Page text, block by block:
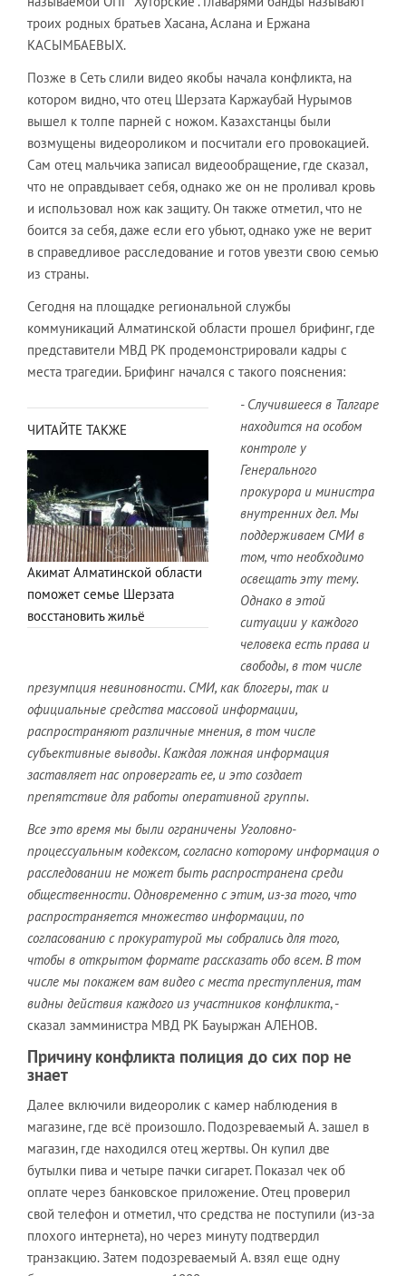
троих родных братьев Хасана, Аслана и Ержана
КАСЫМБАЕВЫХ.
Позже в Сеть слили видео якобы начала конфликта, на
котором видно, что отец Шерзата Каржаубай Нурымов
вышел к толпе парней с ножом. Казахстанцы были
возмущены видеороликом и посчитали его провокацией.
Сам отец мальчика записал видеообращение, где сказал,
что не оправдывает себя, однако же он не проливал кровь
и использовал нож как защиту. Он также отметил, что не
боится за себя, даже если его убьют, однако уже не верит
в справедливое расследование и готов увезти свою семью
из страны.
Сегодня на площадке региональной службы
коммуникаций Алматинской области прошел брифинг, где
представители МВД РК продемонстрировали кадры с
места трагедии. Брифинг начался с такого пояснения:
ЧИТАЙТЕ ТАКЖЕ
Акимат Алматинской области
поможет семье Шерзата
восстановить жильё
- Случившееся в Талгаре
находится на особом
контроле у
Генерального
прокурора и министра
внутренних дел. Мы
поддерживаем СМИ в
том, что необходимо
освещать эту тему.
Однако в этой
ситуации у каждого
человека есть права и
свободы, в том числе
презумпция невиновности. СМИ, как блогеры, так и
официальные средства массовой информации,
распространяют различные мнения, в том числе
субъективные выводы. Каждая ложная информация
заставляет нас опровергать ее, и это создает
препятствие для работы оперативной группы.
Все это время мы были ограничены Уголовно-
процессуальным кодексом, согласно которому информация о
расследовании не может быть распространена среди
общественности. Одновременно с этим, из-за того, что
распространяется множество информации, по
согласованию с прокуратурой мы собрались для того,
чтобы в открытом формате рассказать обо всем. В том
числе мы покажем вам видео с места преступления, там
видны действия каждого из участников конфликта, -
сказал замминистра МВД РК Бауыржан АЛЕНОВ.
Причину конфликта полиция до сих пор не
знает
Далее включили видеоролик с камер наблюдения в
магазине, где всё произошло. Подозреваемый А. зашел в
магазин, где находился отец жертвы. Он купил две
бутылки пива и четыре пачки сигарет. Показал чек об
оплате через банковское приложение. Отец проверил
свой телефон и отметил, что средства не поступили (из-за
плохого интернета), но через минуту подтвердил
транзакцию. Затем подозреваемый А. взял еще одну